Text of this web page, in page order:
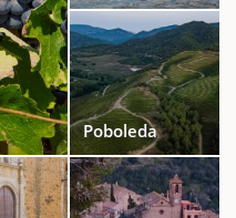
Poboleda